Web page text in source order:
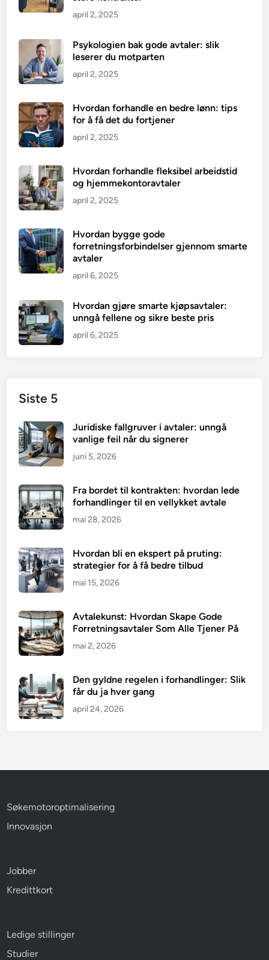
april 2, 2025
Psykologien bak gode avtaler: slik
leserer du motparten
april 2, 2025
Hvordan forhandle en bedre lønn: tips
for å få det du fortjener
april 2, 2025
Hvordan forhandle fleksibel arbeidstid
og hjemmekontoravtaler
april 2, 2025
Hvordan bygge gode
forretningsforbindelser gjennom smarte
avtaler
april 6, 2025
Hvordan gjøre smarte kjøpsavtaler:
unngå fellene og sikre beste pris
april 6, 2025
Siste 5
Juridiske fallgruver i avtaler: unngå
vanlige feil når du signerer
juni 5, 2026
Fra bordet til kontrakten: hvordan lede
forhandlinger til en vellykket avtale
mai 28, 2026
Hvordan bli en ekspert på pruting:
strategier for å få bedre tilbud
mai 15, 2026
Avtalekunst: Hvordan Skape Gode
Forretningsavtaler Som Alle Tjener På
mai 2, 2026
Den gyldne regelen i forhandlinger: Slik
får du ja hver gang
april 24, 2026
Søkemotoroptimalisering
Innovasjon
Jobber
Kredittkort
Ledige stillinger
Studier